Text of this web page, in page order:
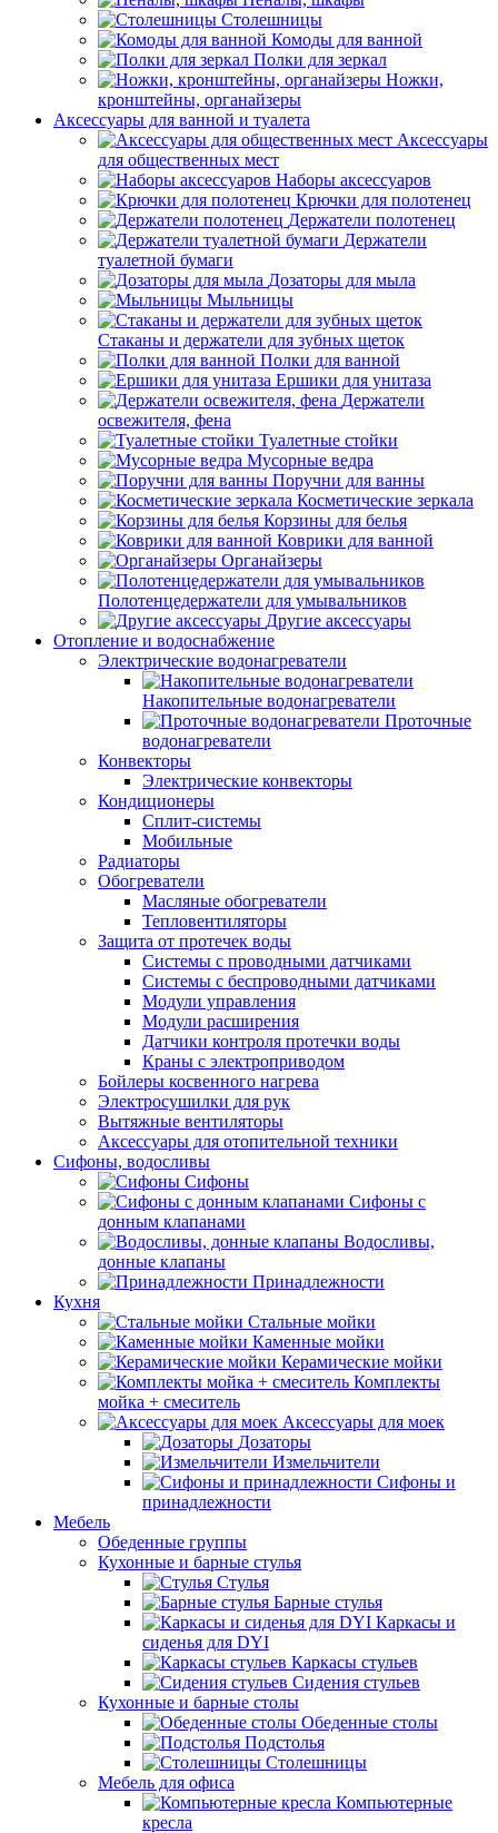
Столешницы
Комоды для ванной
Полки для зеркал
Ножки,
кронштейны, органайзеры
Аксессуары для ванной и туалета
Аксессуары
для общественных мест
Наборы аксессуаров
Крючки для полотенец
Держатели полотенец
Держатели
туалетной бумаги
Дозаторы для мыла
Мыльницы
Стаканы и держатели для зубных щеток
Полки для ванной
Ершики для унитаза
Держатели
освежителя, фена
Туалетные стойки
Мусорные ведра
Поручни для ванны
Косметические зеркала
Корзины для белья
Коврики для ванной
Органайзеры
Полотенцедержатели для умывальников
Другие аксессуары
Отопление и водоснабжение
Электрические водонагреватели
Накопительные водонагреватели
Проточные
водонагреватели
Конвекторы
Электрические конвекторы
Кондиционеры
Сплит-системы
Мобильные
Радиаторы
Обогреватели
Масляные обогреватели
Тепловентиляторы
Защита от протечек воды
Системы с проводными датчиками
Системы с беспроводными датчиками
Модули управления
Модули расширения
Датчики контроля протечки воды
Краны с электроприводом
Бойлеры косвенного нагрева
Электросушилки для рук
Вытяжные вентиляторы
Аксессуары для отопительной техники
Сифоны, водосливы
Сифоны
Сифоны с
донным клапанами
Водосливы,
донные клапаны
Принадлежности
Кухня
Стальные мойки
Каменные мойки
Керамические мойки
Комплекты
мойка + смеситель
Аксессуары для моек
Дозаторы
Измельчители
Сифоны и
принадлежности
Мебель
Обеденные группы
Кухонные и барные стулья
Стулья
Барные стулья
Каркасы и
сиденья для DYI
Каркасы стульев
Сидения стульев
Кухонные и барные столы
Обеденные столы
Подстолья
Столешницы
Мебель для офиса
Компьютерные
кресла